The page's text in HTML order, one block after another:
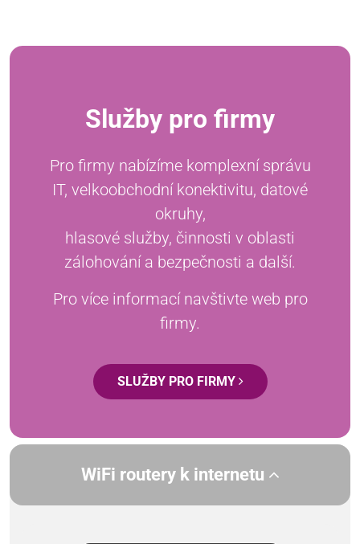
Služby pro firmy
Pro firmy nabízíme komplexní správu
IT, velkoobchodní konektivitu, datové
okruhy,
hlasové služby, činnosti v oblasti
zálohování a bezpečnosti a další.
Pro více informací navštivte web pro
firmy.
SLUŽBY PRO FIRMY
WiFi routery k internetu